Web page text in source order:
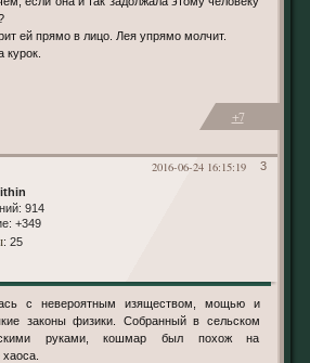
ей прямо в лицо. Лея упрямо молчит.
+7
3
2016-06-24 16:15:19
914
+349
: 25
с невероятным изяществом, мощью и
законы физики. Собранный в сельском
руками, кошмар был похож на